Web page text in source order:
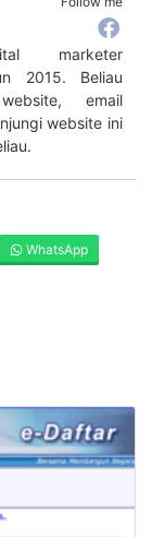
marketer
2015. Beliau
email
website ini
WhatsApp